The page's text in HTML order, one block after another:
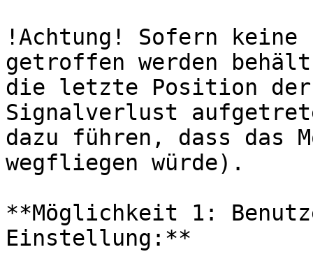
!Achtung! Sofern
getroffen werden
die letzte Position der
Signalverlust
dazu führen, dass das
wegfliegen würde).
**Möglichkeit 1:
Einstellung:**